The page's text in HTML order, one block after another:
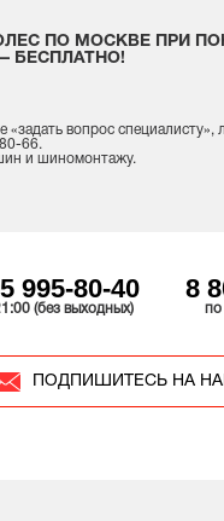
ПО МОСКВЕ ПРИ
БЕСПЛАТНО!
«задать вопрос специалисту»,
66.
и шиномонтажу.
995-80-40
(без выходных)
8
по
ПОДПИШИТЕСЬ НА